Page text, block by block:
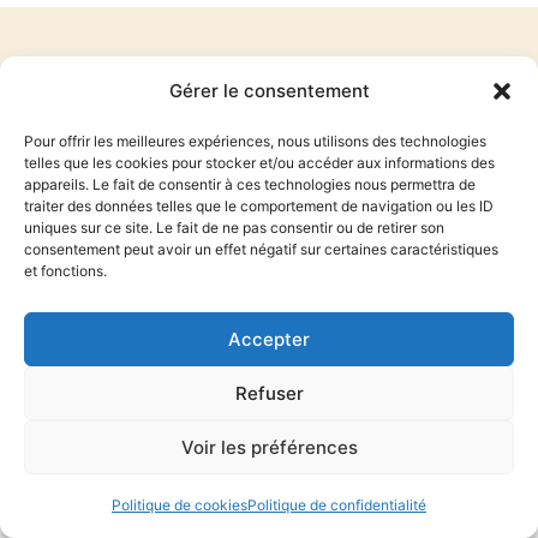
Gérer le consentement
Pour offrir les meilleures expériences, nous utilisons des technologies
telles que les cookies pour stocker et/ou accéder aux informations des
appareils. Le fait de consentir à ces technologies nous permettra de
traiter des données telles que le comportement de navigation ou les ID
uniques sur ce site. Le fait de ne pas consentir ou de retirer son
consentement peut avoir un effet négatif sur certaines caractéristiques
et fonctions.
Accepter
Refuser
Voir les préférences
Politique de cookiesPolitique de confidentialité
COPYRIGHT 2025 © MATHILDE LISNARD. ALL RIGHTS RESERVED.
Mentions légales–politique de confidentialite